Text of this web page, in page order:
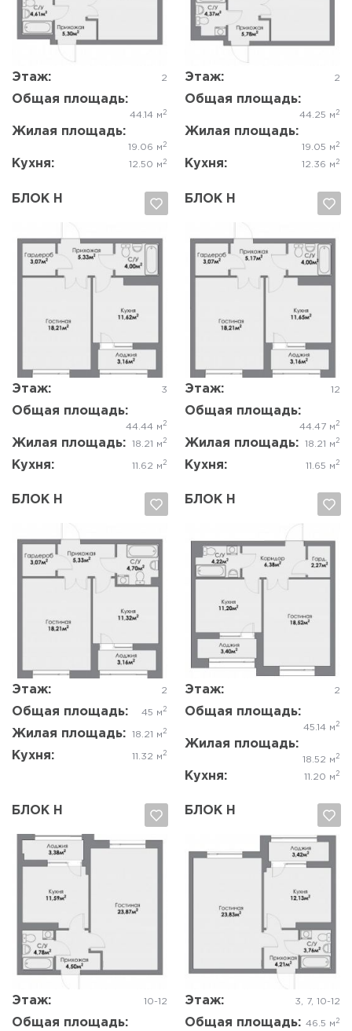
Этаж: 2
Общая площадь:
44.14 м 2
Жилая площадь:
19.06 м 2
Кухня: 12.50 м 2
Да, удалить
Этаж: 2
Общая площадь:
44.25 м 2
Жилая площадь:
19.05 м 2
Кухня: 12.36 м 2
Да, удалить
БЛОК Н
Этаж: 3
Общая площадь:
44.44 м 2
Жилая площадь: 18.21 м 2
Кухня: 11.62 м 2
БЛОК Н
Этаж: 12
Общая площадь:
44.47 м 2
Жилая площадь: 18.21 м 2
Кухня: 11.65 м 2
БЛОК Н
Этаж: 2
Общая площадь: 45 м 2
Жилая площадь: 18.21 м 2
Кухня: 11.32 м 2
БЛОК Н
Этаж: 2
Общая площадь:
45.14 м 2
Жилая площадь:
18.52 м 2
Кухня: 11.20 м 2
Да, удалить
БЛОК Н
Этаж: 10-12
Общая площадь:
Да, удалить
БЛОК Н
Этаж: 3, 7, 10-12
Общая площадь: 46.5 м 2
Отмена